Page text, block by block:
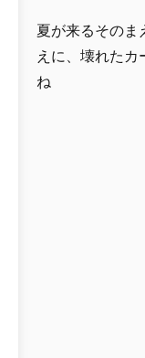
夏が来るそのま
えに、壊れたカ
ね